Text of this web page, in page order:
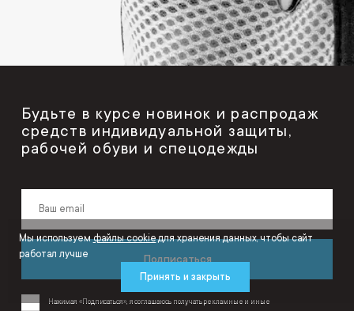
Будьте в курсе новинок и распродаж
средств индивидуальной защиты,
рабочей обуви и спецодежды
Подписаться
Нажимая «Подписаться», я соглашаюсь получать рекламные и иные
Мы используемфайлы cookieдля хранения данных, чтобы сайт
работал лучше
Принять и закрыть